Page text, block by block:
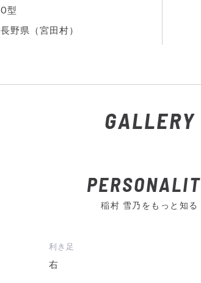
O型
長野県（宮田村）
GALLERY
稲村 雪乃をもっと知る
利き足
右